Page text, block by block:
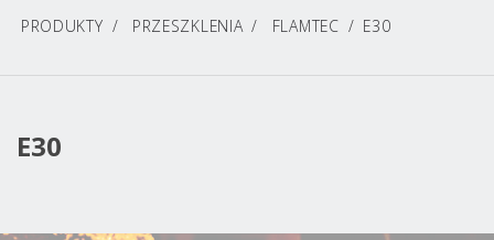
PRODUKTY PRZESZKLENIA FLAMTEC E30
E30